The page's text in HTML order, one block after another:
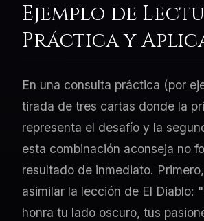
Ejemplo de
Práctica y
En una consulta práctica (por
tirada de tres cartas donde la
representa el desafío y la
esta combinación aconseja no
resultado de inmediato.
asimilar la lección de El Diablo:
honra tu lado oscuro, tus